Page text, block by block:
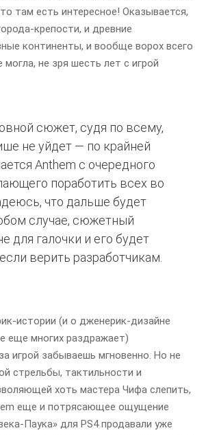
там есть интересное! Оказывается,
крепости, и древние
континенты, и вообще ворох всего
могла, не зря шесть лет с игрой
сюжет, судя по всему,
не уйдет — по крайней
Anthem с очередного
поработить всех во
что дальше будет
случае, сюжетный
для галочки и его будет
верить разработчикам.
истории (и о дженерик-дизайне
еще многих раздражает)
игрой забываешь мгновенно. Но не
стрельбы, тактильности и
хоть мастера Чифа слепить,
еще и потрясающее ощущение
Паука» для PS4 продавали уже